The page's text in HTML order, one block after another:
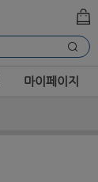
마이페이지